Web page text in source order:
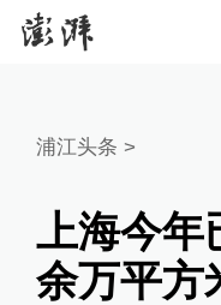
浦江头条 >
上海今年
余万平方